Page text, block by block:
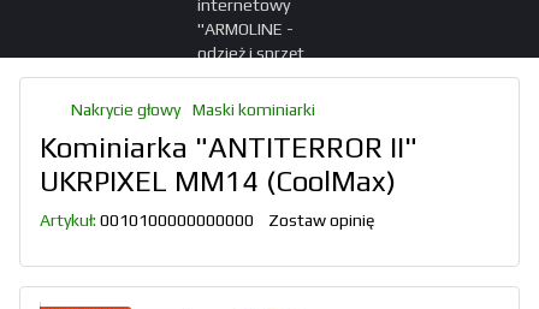
Nakrycie głowy Maski kominiarki
Kominiarka "ANTITERROR II"
UKRPIXEL MM14 (CoolMax)
Artykuł: 0010100000000000 Zostaw opinię